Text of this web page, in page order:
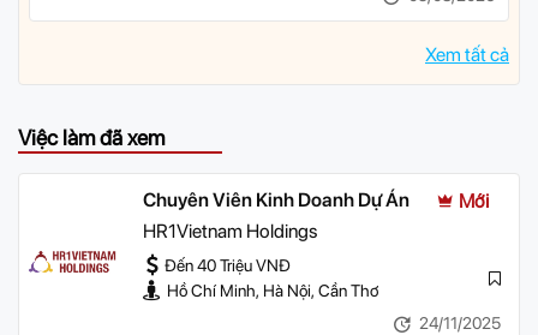
Xem tất cả
Việc làm đã xem
Chuyên Viên Kinh Doanh Dự Án
Mới
HR1Vietnam Holdings
Đến 40 Triệu VNĐ
Hồ Chí Minh, Hà Nội, Cần Thơ
24/11/2025